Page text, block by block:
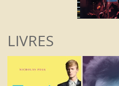
LIVRES